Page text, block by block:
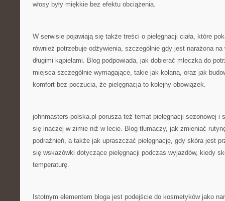
włosy były miękkie bez efektu obciążenia.
W serwisie pojawiają się także treści o pielęgnacji ciała, które
również potrzebuje odżywienia, szczególnie gdy jest narażona
długimi kąpielami. Blog podpowiada, jak dobierać mleczka do
miejsca szczególnie wymagające, takie jak kolana, oraz jak
komfort bez poczucia, że pielęgnacja to kolejny obowiązek.
johnmasters-polska.pl porusza też temat pielęgnacji sezonowej i
się inaczej w zimie niż w lecie. Blog tłumaczy, jak zmieniać
podrażnień, a także jak upraszczać pielęgnację, gdy skóra jest
się wskazówki dotyczące pielęgnacji podczas wyjazdów, kiedy
temperaturę.
Istotnym elementem bloga jest podejście do kosmetyków jako